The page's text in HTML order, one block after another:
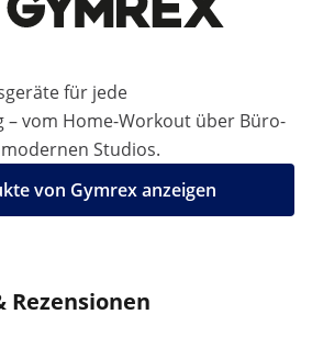
für jede
– vom Home-Workout über Büro-
Studios.
von Gymrex anzeigen
Rezensionen